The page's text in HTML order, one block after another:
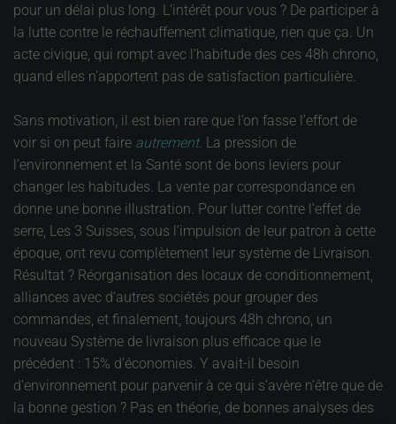
pour un délai plus long. L’intérêt pour vous ? De participer à
la lutte contre le réchauffement climatique, rien que ça. Un
acte civique, qui rompt avec l’habitude des ces 48h chrono,
quand elles n’apportent pas de satisfaction particulière.
Sans motivation, il est bien rare que l’on fasse l’effort de
voir si on peut faire autrement. La pression de
l’environnement et la Santé sont de bons leviers pour
changer les habitudes. La vente par correspondance en
donne une bonne illustration. Pour lutter contre l’effet de
serre, Les 3 Suisses, sous l’impulsion de leur patron à cette
époque, ont revu complètement leur système de Livraison.
Résultat ? Réorganisation des locaux de conditionnement,
alliances avec d’autres sociétés pour grouper des
commandes, et finalement, toujours 48h chrono, un
nouveau Système de livraison plus efficace que le
précédent : 15% d’économies. Y avait-il besoin
d’environnement pour parvenir à ce qui s’avère n’être que de
la bonne gestion ? Pas en théorie, de bonnes analyses des